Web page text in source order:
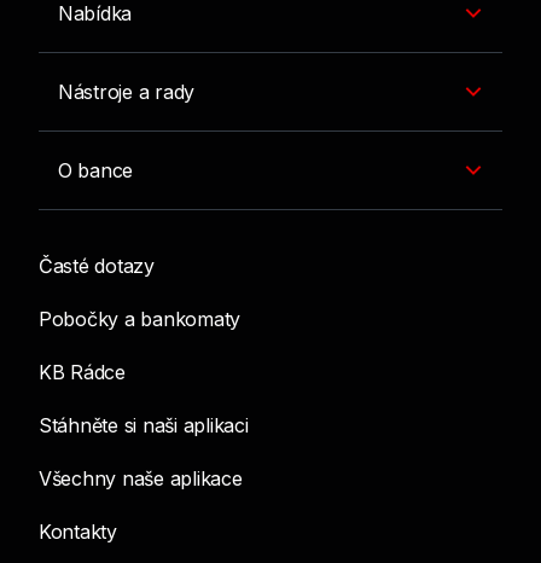
Nabídka
Nástroje a rady
O bance
Časté dotazy
Pobočky a bankomaty
KB Rádce
Stáhněte si naši aplikaci
Všechny naše aplikace
Kontakty